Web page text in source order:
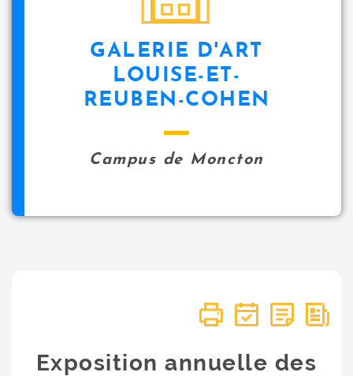
GALERIE D'ART
LOUISE-ET-
REUBEN-COHEN
Campus de Moncton
Exposition annuelle des